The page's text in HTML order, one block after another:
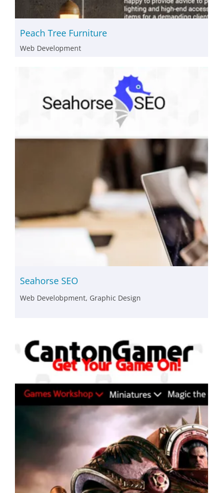
Peach Tree Furniture
Web Development
Seahorse SEO
Web Develobpment, Graphic Design